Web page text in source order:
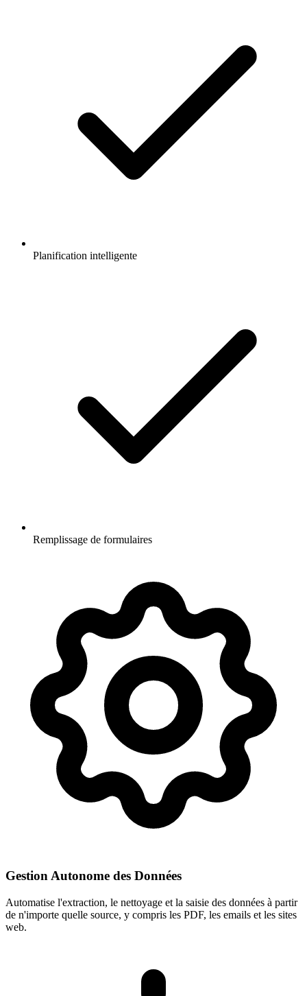
Planification intelligente
Remplissage de formulaires
Gestion Autonome des Données
Automatise l'extraction, le nettoyage et la saisie des données à partir
de n'importe quelle source, y compris les PDF, les emails et les sites
web.